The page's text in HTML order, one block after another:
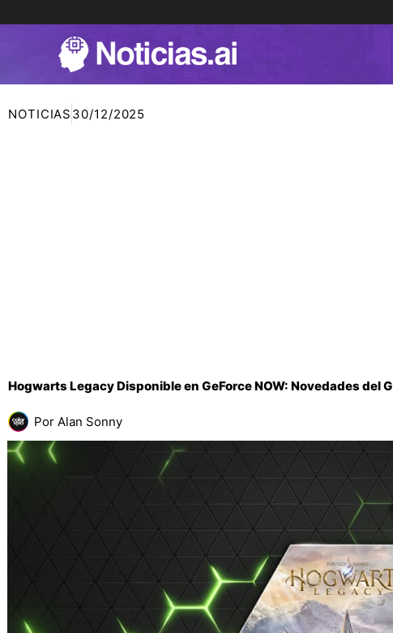
NOTICIAS 30/12/2025
Hogwarts Legacy Disponible en GeForce NOW: Novedades del
Por Alan Sonny